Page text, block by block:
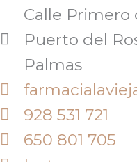
Calle Primero
Puerto del
Palmas
928 531 721
650 801 705